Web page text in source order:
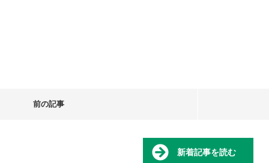
前の記事
新着記事を読む